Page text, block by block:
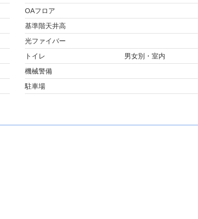
OAフロア
基準階天井高
光ファイバー
トイレ
男女別・室内
機械警備
駐車場